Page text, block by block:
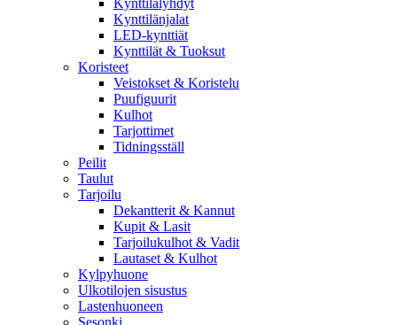
Kynttilälyhdyt
Kynttilänjalat
LED-kynttiät
Kynttilät & Tuoksut
Koristeet
Veistokset & Koristelu
Puufiguurit
Kulhot
Tarjottimet
Tidningsställ
Peilit
Taulut
Tarjoilu
Dekantterit & Kannut
Kupit & Lasit
Tarjoilukulhot & Vadit
Lautaset & Kulhot
Kylpyhuone
Ulkotilojen sisustus
Lastenhuoneen
Sesonki